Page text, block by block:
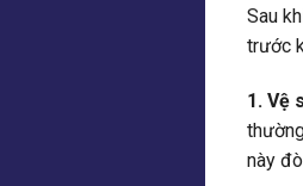
Sau
trước
1. Vệ
này